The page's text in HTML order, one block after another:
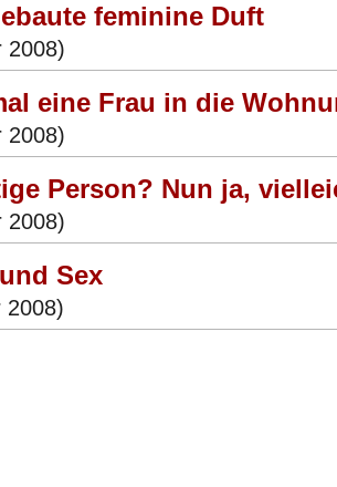
feminine Duft
eine Frau in die
Person? Nun ja,
Sex